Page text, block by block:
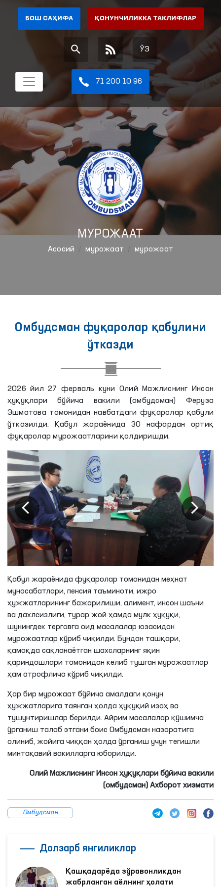
БОШ САҲИФА ҚОНУНЧИЛИККА ТАКЛИФЛАР
ЎЗ
71 200 10 96
МУРОЖААТ
Aсосий мурожаат мурожаат
Омбудсман фуқаролар қабулини
ўтказди
2026 йил 27 ферваль куни Олий Мажлиснинг Инсон
ҳуқуқлари бўйича вакили (омбудсман) Феруза
Эшматова томонидан навбатдаги фуқаролар қабули
ўтказилди. Қабул жараёнида 30 нафардан ортиқ
фуқаролар мурожаатларини қолдиришди.
Қабул жараёнида фуқаролар томонидан меҳнат
муносабатлари, пенсия таъминоти, ижро
ҳужжатларининг бажарилиши, алимент, инсон шаъни
ва дахлсизлиги, турар жой ҳамда мулк ҳуқуқи,
шунингдек терговга оид масалалар юзасидан
мурожаатлар кўриб чиқилди. Бундан ташқари,
қамоқда сақланаётган шахсларнинг яқин
қариндошлари томонидан келиб тушган мурожаатлар
ҳам атрофлича кўриб чиқилди.
Ҳар бир мурожаат бўйича амалдаги қонун
ҳужжатларига таянган ҳолда ҳуқуқий изоҳ ва
тушунтиришлар берилди. Айрим масалалар қўшимча
ўрганиш талаб этгани боис Омбудсман назоратига
олиниб, жойига чиққан ҳолда ўрганиш учун тегишли
минтақавий вакилларга юборилди.
Олий Мажлиснинг Инсон ҳуқуқлари бўйича вакили
(омбудсман) Ахборот хизмати
Омбудсман
Долзарб янгиликлар
Қашқадарёда зўравонликдан
жабрланган аёлнинг ҳолати